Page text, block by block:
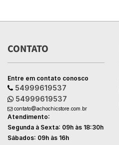
CONTATO
Entre em contato conosco
54999619537
54999619537
contato@achochicstore.com.br
Atendimento:
Segunda à Sexta: 09h às 18:30h
Sábados: 09h às 16h